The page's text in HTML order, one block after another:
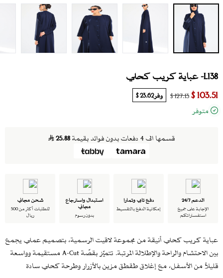
L138- عباية كريب كحلي
103.51 $
127.13 $ وفر23.62 $
متوفر
قسمها الى 4 دفعات بدون فوائد بقيمة 25.88
الدعم 24/7
الإجابة على جميع
استفساراتكم
دفع تابي وتمارا
إمكانية الدفع بالتقسيط
استبدال واسترجاع
مجاني
بدون رسوم
شحن مجاني
للطلبات أكثر من 500
ريال
عباية كريب كحلي أنيقة من مجموعة لاقيت الرسمية، بتصميم عملي يجمع
بين الاحتشام والراحة والإطلالة المرتبة. تتميّز بقصّة A-Cut مستقيمة وواسعة
قليلاً من الأسفل، مع إغلاق طقطق مزين بالأزرار وطرحة كحلي سادة